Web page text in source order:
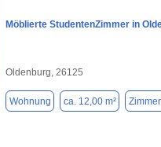
Möblierte StudentenZimmer in
Oldenburg, 26125
Wohnung ca. 12,00 m² Zimmer